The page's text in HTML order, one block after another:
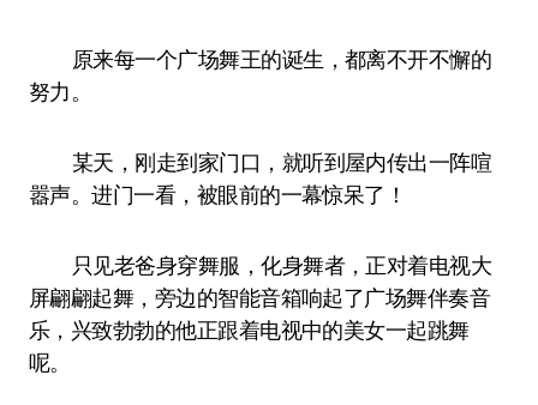
原来每一个广场舞王的诞生，都离不开不懈的
努力。
某天，刚走到家门口，就听到屋内传出一阵喧
嚣声。进门一看，被眼前的一幕惊呆了！
只见老爸身穿舞服，化身舞者，正对着电视大
屏翩翩起舞，旁边的智能音箱响起了广场舞伴奏音
乐，兴致勃勃的他正跟着电视中的美女一起跳舞
呢。